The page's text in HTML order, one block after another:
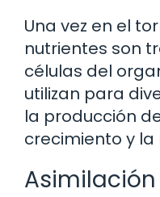
Una vez en el
nutrientes son
células del
utilizan para
la producción
crecimiento y
Asimilación